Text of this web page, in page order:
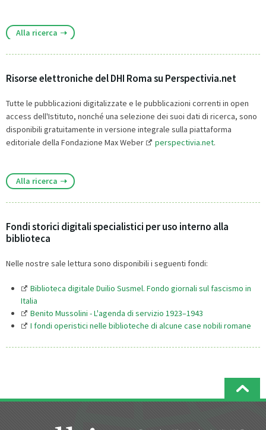
Alla ricerca
Risorse elettroniche del DHI Roma su Perspectivia.net
Tutte le pubblicazioni digitalizzate e le pubblicazioni correnti in open
access dell'Istituto, nonché una selezione dei suoi dati di ricerca, sono
disponibili gratuitamente in versione integrale sulla piattaforma
editoriale della Fondazione Max Weber
perspectivia.net.
Alla ricerca
Fondi storici digitali specialistici per uso interno alla
biblioteca
Nelle nostre sale lettura sono disponibili i seguenti fondi:
Biblioteca digitale Duilio Susmel. Fondo giornali sul fascismo in
Italia
Benito Mussolini - L'agenda di servizio 1923–1943
I fondi operistici nelle biblioteche di alcune case nobili romane